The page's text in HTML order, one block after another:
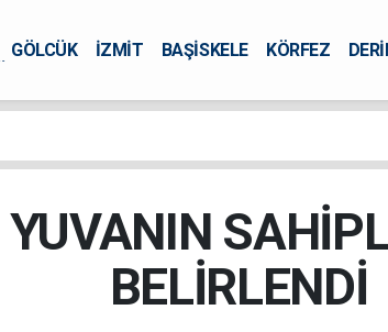
GÖLCÜK İZMİT BAŞİSKELE KÖRFEZ
BELİRLENDİ